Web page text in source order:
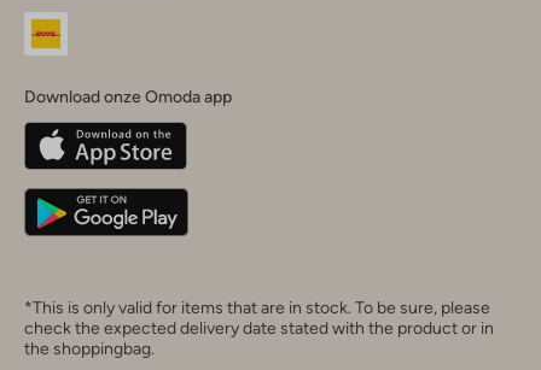
Land
Belgique(Français)
Deutschland
Download onze Omoda app
*This is only valid for items that are in stock. To be sure, please
check the expected delivery date stated with the product or in
the shoppingbag.